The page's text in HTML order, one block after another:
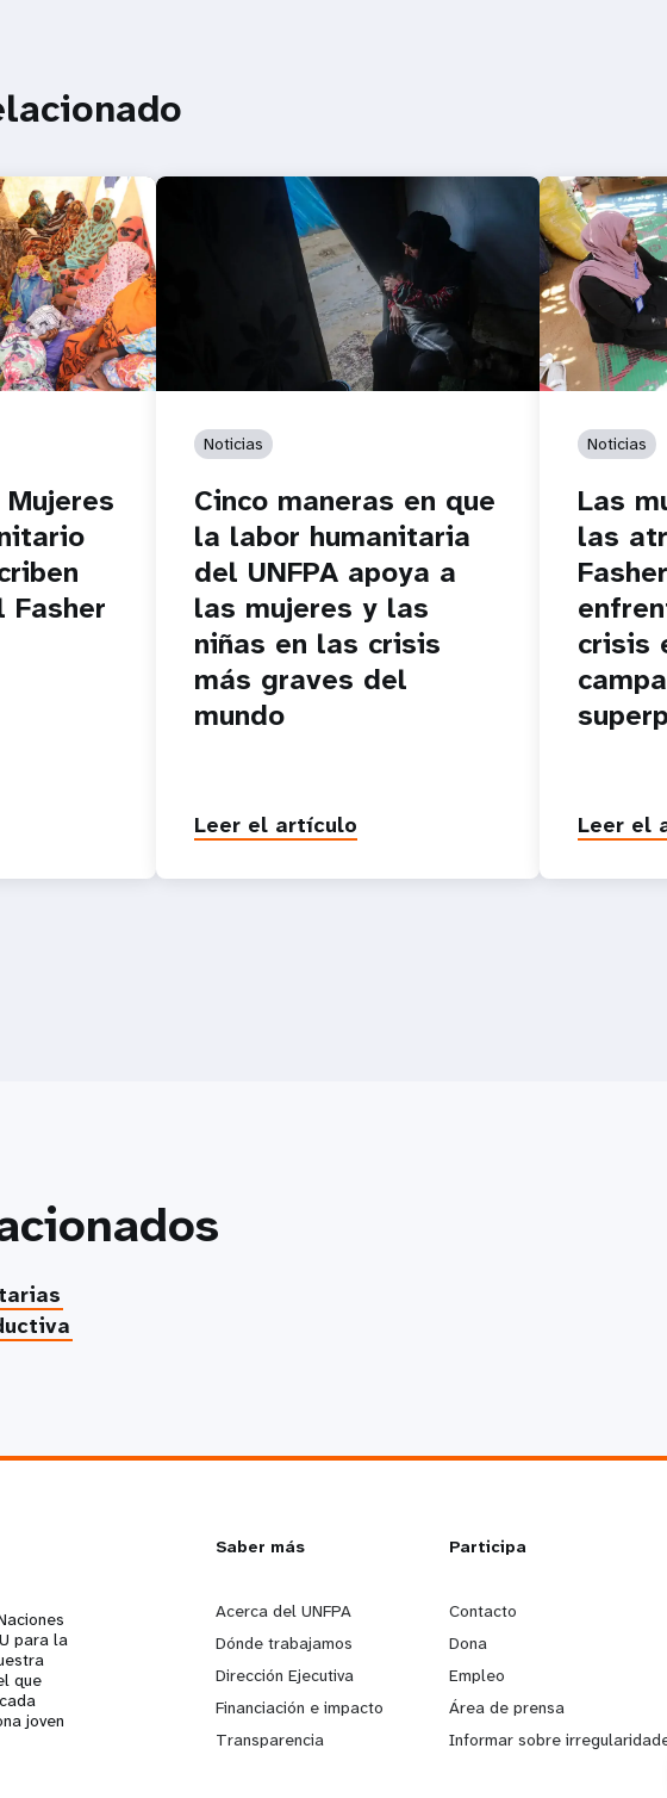
Fasher
Noticias
Cinco maneras en que
la labor humanitaria
del UNFPA apoya a
las mujeres y las
niñas en las crisis
más graves del
mundo
Leer el artículo
Noticias
Las
las
crisis
Leer el
para la
que
joven
L
e
a
r
Saber más
Acerca del UNFPA
Dónde trabajamos
Dirección Ejecutiva
Financiación e impacto
Transparencia
G
o
b
e
Participa
Contacto
Dona
Empleo
Área de prensa
Informar sobre